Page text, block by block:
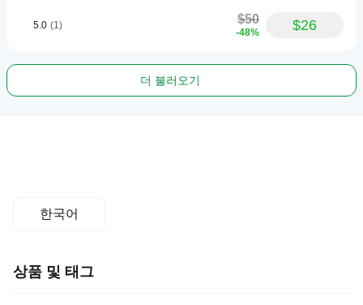
5.0 (1) $50
-48% $26
더 불러오기
한국어
상품 및 태그